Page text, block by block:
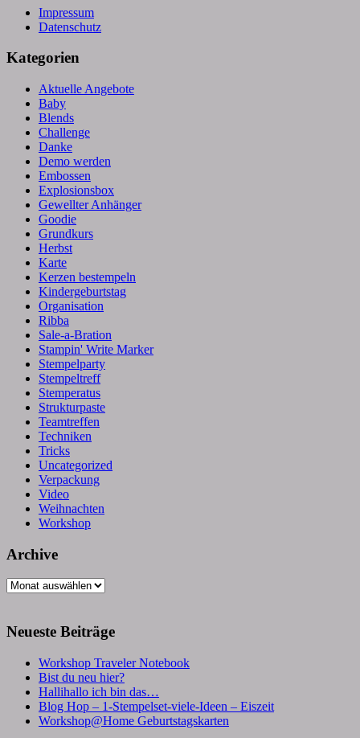
Impressum
Datenschutz
Kategorien
Aktuelle Angebote
Baby
Blends
Challenge
Danke
Demo werden
Embossen
Explosionsbox
Gewellter Anhänger
Goodie
Grundkurs
Herbst
Karte
Kerzen bestempeln
Kindergeburtstag
Organisation
Ribba
Sale-a-Bration
Stampin' Write Marker
Stempelparty
Stempeltreff
Stemperatus
Strukturpaste
Teamtreffen
Techniken
Tricks
Uncategorized
Verpackung
Video
Weihnachten
Workshop
Archive
Archive
Neueste Beiträge
Workshop Traveler Notebook
Bist du neu hier?
Hallihallo ich bin das…
Blog Hop – 1-Stempelset-viele-Ideen – Eiszeit
Workshop@Home Geburtstagskarten